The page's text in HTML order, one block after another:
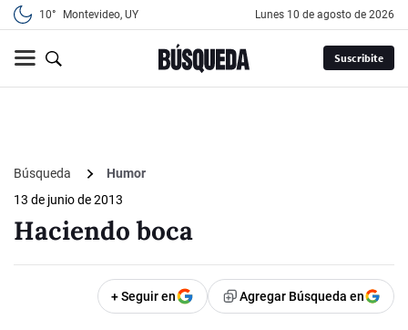
10° Montevideo, UY lunes 10 de agosto de 2026
Suscribite
Búsqueda
Humor
13 de junio de 2013
Haciendo boca
+ Seguir en Agregar Búsqueda en